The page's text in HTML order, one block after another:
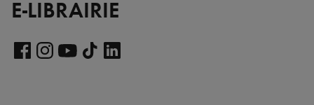
E-LIBRAIRIE